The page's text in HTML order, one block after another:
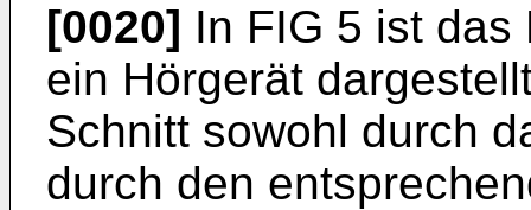
[0020] In FIG 5 ist
ein Hörgerät
Schnitt sowohl durch
durch den